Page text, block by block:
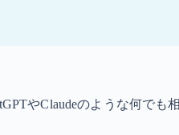
やClaudeのような何でも